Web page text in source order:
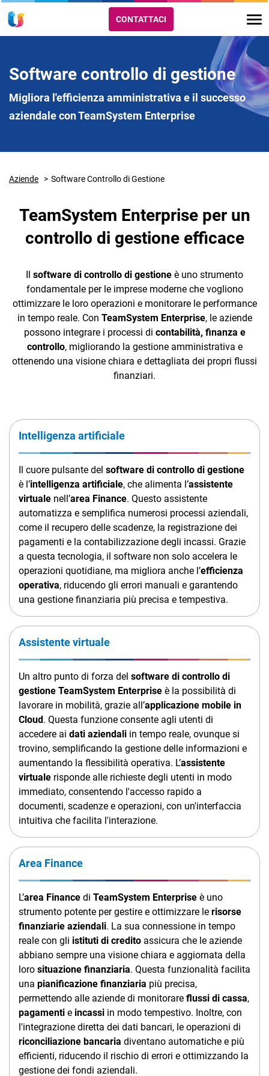
CRM
Fatturazione
HR
Trust Services
TeamSystem Corporate
TeamSystem Store
CONTATTACI
Software controllo di gestione
Migliora l'efficienza amministrativa e il successo
aziendale con TeamSystem Enterprise
Aziende Software Controllo di Gestione
TeamSystem Enterprise per un
controllo di gestione efficace
Il software di controllo di gestione è uno strumento
fondamentale per le imprese moderne che vogliono
ottimizzare le loro operazioni e monitorare le performance
in tempo reale. Con TeamSystem Enterprise, le aziende
possono integrare i processi di contabilità, finanza e
controllo, migliorando la gestione amministrativa e
ottenendo una visione chiara e dettagliata dei propri flussi
finanziari.
Intelligenza artificiale
Il cuore pulsante del software di controllo di gestione
è l’intelligenza artificiale, che alimenta l’assistente
virtuale nell’area Finance. Questo assistente
automatizza e semplifica numerosi processi aziendali,
come il recupero delle scadenze, la registrazione dei
pagamenti e la contabilizzazione degli incassi. Grazie
a questa tecnologia, il software non solo accelera le
operazioni quotidiane, ma migliora anche l’efficienza
operativa, riducendo gli errori manuali e garantendo
una gestione finanziaria più precisa e tempestiva.
Assistente virtuale
Un altro punto di forza del software di controllo di
gestione TeamSystem Enterprise è la possibilità di
lavorare in mobilità, grazie all’applicazione mobile in
Cloud. Questa funzione consente agli utenti di
accedere ai dati aziendali in tempo reale, ovunque si
trovino, semplificando la gestione delle informazioni e
aumentando la flessibilità operativa. L’assistente
virtuale risponde alle richieste degli utenti in modo
immediato, consentendo l'accesso rapido a
documenti, scadenze e operazioni, con un'interfaccia
intuitiva che facilita l'interazione.
Area Finance
L’area Finance di TeamSystem Enterprise è uno
strumento potente per gestire e ottimizzare le risorse
finanziarie aziendali. La sua connessione in tempo
reale con gli istituti di credito assicura che le aziende
abbiano sempre una visione chiara e aggiornata della
loro situazione finanziaria. Questa funzionalità facilita
una pianificazione finanziaria più precisa,
permettendo alle aziende di monitorare flussi di cassa,
pagamenti e incassi in modo tempestivo. Inoltre, con
l'integrazione diretta dei dati bancari, le operazioni di
riconciliazione bancaria diventano automatiche e più
efficienti, riducendo il rischio di errori e ottimizzando la
gestione dei fondi aziendali.